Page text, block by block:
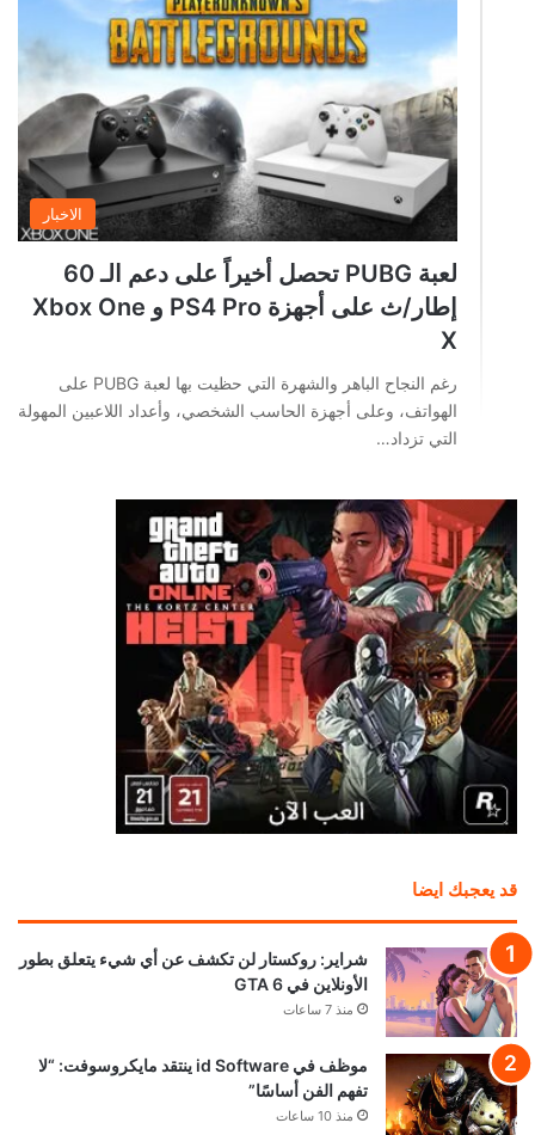
الاخبار
لعبة PUBG تحصل أخيراً على دعم الـ 60
إطار/ث على أجهزة PS4 Pro و Xbox One
X
رغم النجاح الباهر والشهرة التي حظيت بها لعبة PUBG على
الهواتف، وعلى أجهزة الحاسب الشخصي، وأعداد اللاعبين المهولة
التي تزداد…
قد يعجبك ايضا
شراير: روكستار لن تكشف عن أي شيء يتعلق بطور
الأونلاين في GTA 6
موظف في id Software ينتقد مايكروسوفت: “لا
تفهم الفن أساسًا”